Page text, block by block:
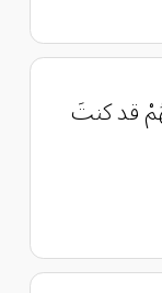
قد كنتَ